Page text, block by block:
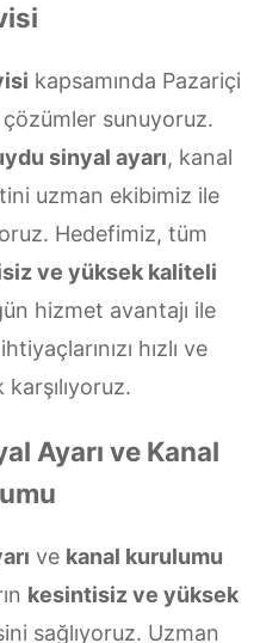
kapsamında Pazariçi
sunuyoruz.
sinyal ayarı, kanal
uzman ekibimiz ile
Hedefimiz, tüm
ve yüksek kaliteli
hizmet avantajı ile
ihtiyaçlarınızı hızlı ve
Ayarı ve Kanal
ve kanal kurulumu
kesintisiz ve yüksek
sağlıyoruz. Uzman